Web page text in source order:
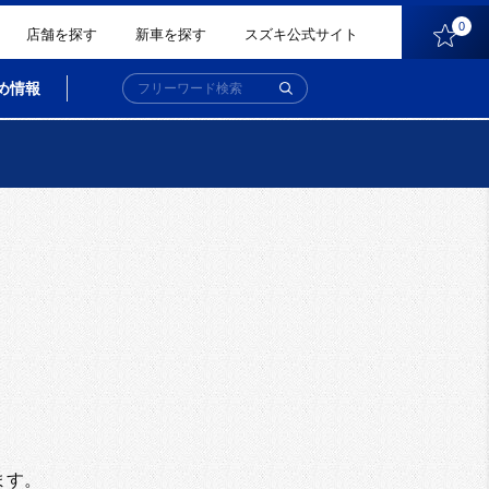
店舗を探す 新車を探す スズキ公式サイト 0
情報
す。